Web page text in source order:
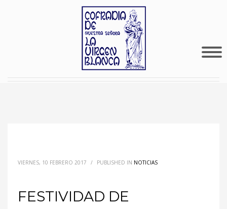
VIERNES, 10 FEBRERO 2017 / PUBLISHED IN NOTICIAS
FESTIVIDAD DE